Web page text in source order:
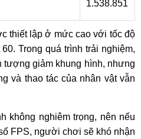
1.538.851
thiết lập ở mức cao với tốc độ
Trong quá trình trải nghiệm,
tượng giảm khung hình, nhưng
và thao tác của nhân vật vẫn
không nghiêm trọng, nên nếu
FPS, người chơi sẽ khó nhận